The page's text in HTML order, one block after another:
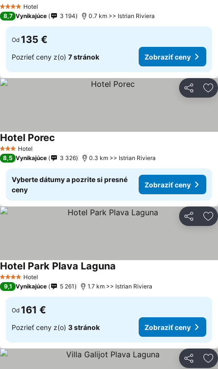
4 Počet hviezdičiek
Hotel
8,7 Vynikajúce 3 194 0.7 km >> Istrian Riviera
Od 135 €
Pozrieť ceny z(o) 7 stránok Zobraziť ceny
Zdieľať
3 Počet hviezdičiek
Hotel
Hotel Porec
8,5 Vynikajúce 3 326 0.3 km >> Istrian Riviera
Vyberte dátumy a pozrite si presné
ceny
Zobraziť ceny
Zdieľať
4 Počet hviezdičiek
Hotel
Hotel Park Plava Laguna
9,1 Vynikajúce 5 261 1.7 km >> Istrian Riviera
Od 161 €
Pozrieť ceny z(o) 3 stránok Zobraziť ceny
Zdieľať